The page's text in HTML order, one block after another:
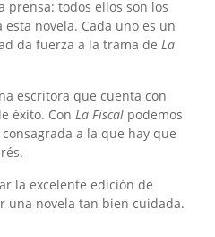
prensa: todos ellos son los
novela. Cada uno es un
da fuerza a la trama de La
escritora que cuenta con
éxito. Con La Fiscal podemos
a la que hay que
la excelente edición de
una novela tan bien cuidada.